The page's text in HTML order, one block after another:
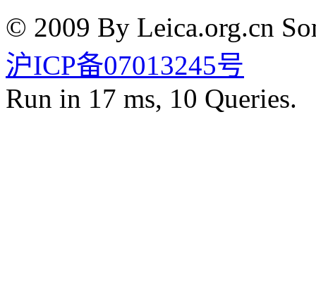
© 2009 By Leica.org.cn
沪ICP备07013245号
Run in 17 ms, 10 Queries.